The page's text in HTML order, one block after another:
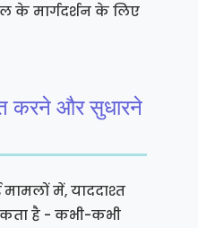
के मार्गदर्शन के लिए
करने और सुधारने
में, याददाश्त
है - कभी-कभी